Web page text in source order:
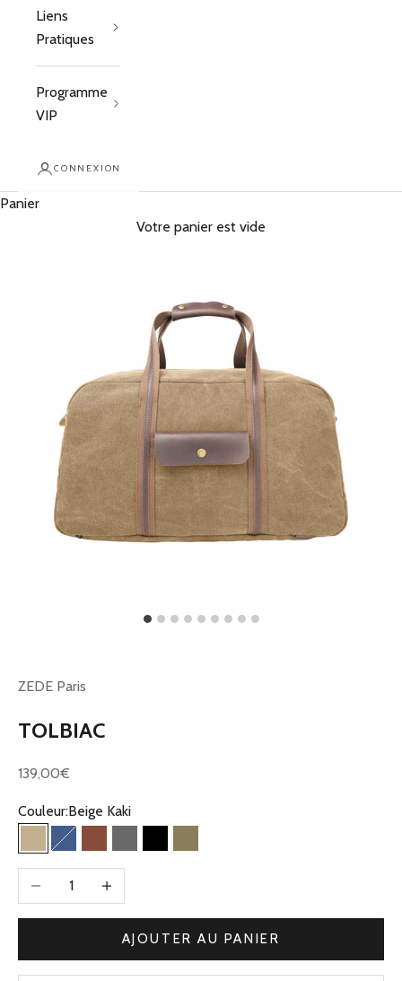
Liens
Pratiques
Programme
VIP
CONNEXION
Panier
Votre panier est vide
ZEDE Paris
TOLBIAC
Prix de vente
139,00€
Couleur:Beige Kaki
Beige Kaki
Bleu Jean
CamelGris Noir Olive
Diminuer la quantitéAugmenter la quantité
AJOUTER AU PANIER